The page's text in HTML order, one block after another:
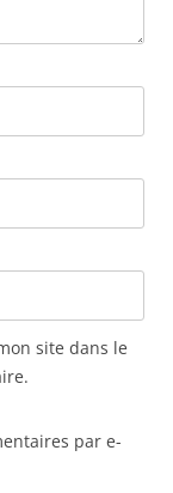
site dans le
par e-